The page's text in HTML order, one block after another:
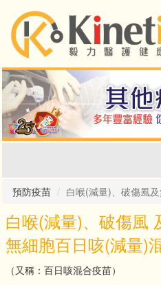
預防疫苗
白喉(減量)、破傷風
白喉(減量)、破傷風
無細胞百日咳(減量)
（又稱：百日咳混合疫苗）